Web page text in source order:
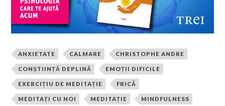
ANXIETATE CALMARE CHRISTOPHE ANDRE
CONȘTIINȚĂ DEPLINĂ EMOȚII DIFICILE
EXERCIȚIU DE MEDITAȚIE FRICĂ
MEDITAȚI CU NOI MEDITAȚIE MINDFULNESS